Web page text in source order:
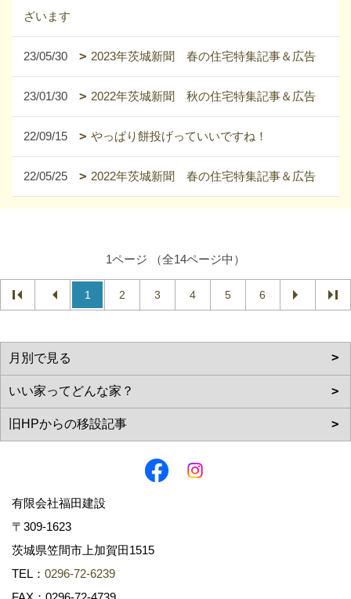
ざいます
23/05/30 2023年茨城新聞 春の住宅特集記事＆広告
23/01/30 2022年茨城新聞 秋の住宅特集記事＆広告
22/09/15 やっぱり餅投げっていいですね！
22/05/25 2022年茨城新聞 春の住宅特集記事＆広告
1ページ （全14ページ中）
1 2 3 4 5 6
有限会社福田建設
〒309-1623
茨城県笠間市上加賀田1515
TEL： 0296-72-6239